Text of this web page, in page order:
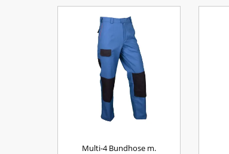
Multi-4 Bundhose m.